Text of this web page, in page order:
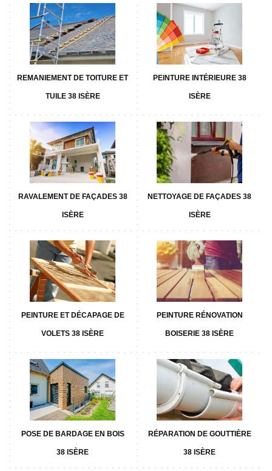
REMANIEMENT DE TOITURE ET
TUILE 38 ISÈRE
PEINTURE INTÉRIEURE 38
ISÈRE
RAVALEMENT DE FAÇADES 38
ISÈRE
NETTOYAGE DE FAÇADES 38
ISÈRE
PEINTURE ET DÉCAPAGE DE
VOLETS 38 ISÈRE
PEINTURE RÉNOVATION
BOISERIE 38 ISÈRE
POSE DE BARDAGE EN BOIS
38 ISÈRE
RÉPARATION DE GOUTTIÈRE
38 ISÈRE